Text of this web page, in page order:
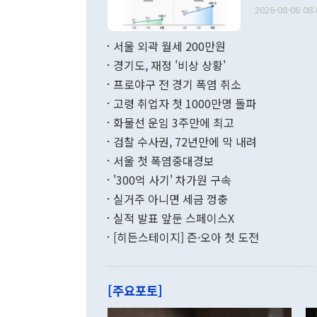
다. [정동영 통일부 장관이 지난달 23일 오후 서울 종로구 정부서울청사에
무너졌다고
함께 4자 대
"우리의 선
관은 업무
이 9월 러시
료=한국은행] 한국은행이 6일 발표한 '2026년 6월 국제수지(잠정)'
며 월간 기
196.9% 급
수출은
기록했지만
로 전환됐다.
는 배당수입
였던 올해 3
2026-08-06
서울 외곽 월세 200만원
경기도, 재정 '비상 상황'
프로야구 전 경기 폭염 취소
고령 취업자 첫 1000만명 돌파
화물선 운임 3주만에 최고
검찰 수사권, 72년만에 막 내려
서울 첫 폭염중대경보
'300억 사기' 차가원 구속
실거주 아니면 세금 껑충
실적 발표 앞둔 스페이스X
[히든스테이지] 즌·오아 첫 도전
[주요포토]